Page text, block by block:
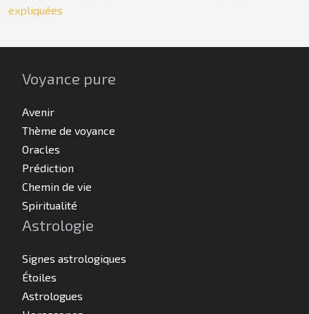
expliquées
Voyance pure
Avenir
Thème de voyance
Oracles
Prédiction
Chemin de vie
Spiritualité
Astrologie
Signes astrologiques
Étoiles
Astrologues